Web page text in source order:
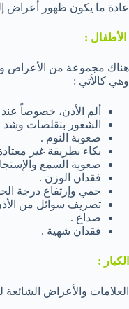
عادة ما يكون ظهور أعراض
الأطفال :
هناك مجموعة من الأعراض
وهي كالأتي :
ألم الأذن، خصوصاً عند
الشعور بتقلصات وشد
صعوبة النوم .
بكاء بطريقة غير
صعوبة السمع
فقدان الوزن .
حمي وإرتفاع درجة الحرارة
تصريف سوائل من
صداع .
فقدان شهية .
الكبار :
العلامات والأعراض الشائعة